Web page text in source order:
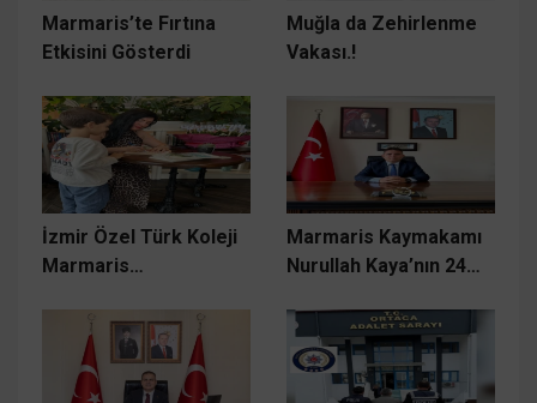
Marmaris’te Fırtına
Etkisini Gösterdi
Muğla da Zehirlenme
Vakası.!
İzmir Özel Türk Koleji
Marmaris
öğretmenlerine
sürpriz imza günü
Marmaris Kaymakamı
Nurullah Kaya’nın 24
Günü Mesajı